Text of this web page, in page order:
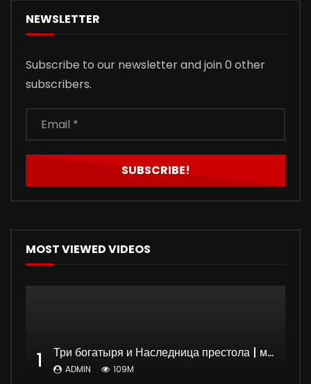
NEWSLETTER
Subscribe to our newsletter and join 0 other
subscribers.
MOST VIEWED VIDEOS
1 Три богатыря и Наследница престола | мультфильм
ADMIN 109M